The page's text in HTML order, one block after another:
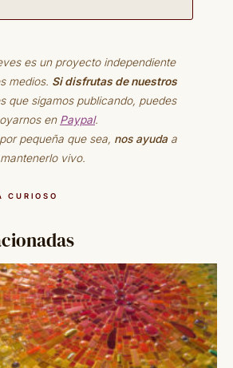
es un proyecto independiente
medios. Si disfrutas de nuestros
que sigamos publicando, puedes
en Paypal.
pequeña que sea, nos ayudaa
mantenerlo vivo.
CURIOSO